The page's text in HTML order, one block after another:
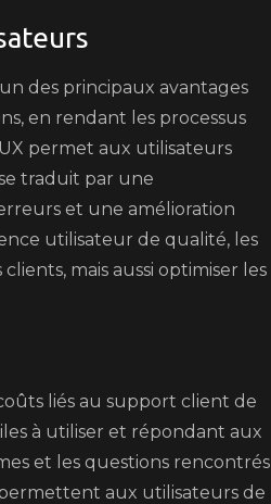
des principaux avantages
en rendant les processus
permet aux utilisateurs
traduit par une
et une amélioration
utilisateur de qualité, les
mais aussi optimiser les
liés au support client de
à utiliser et répondant aux
et les questions rencontrés
aux utilisateurs de